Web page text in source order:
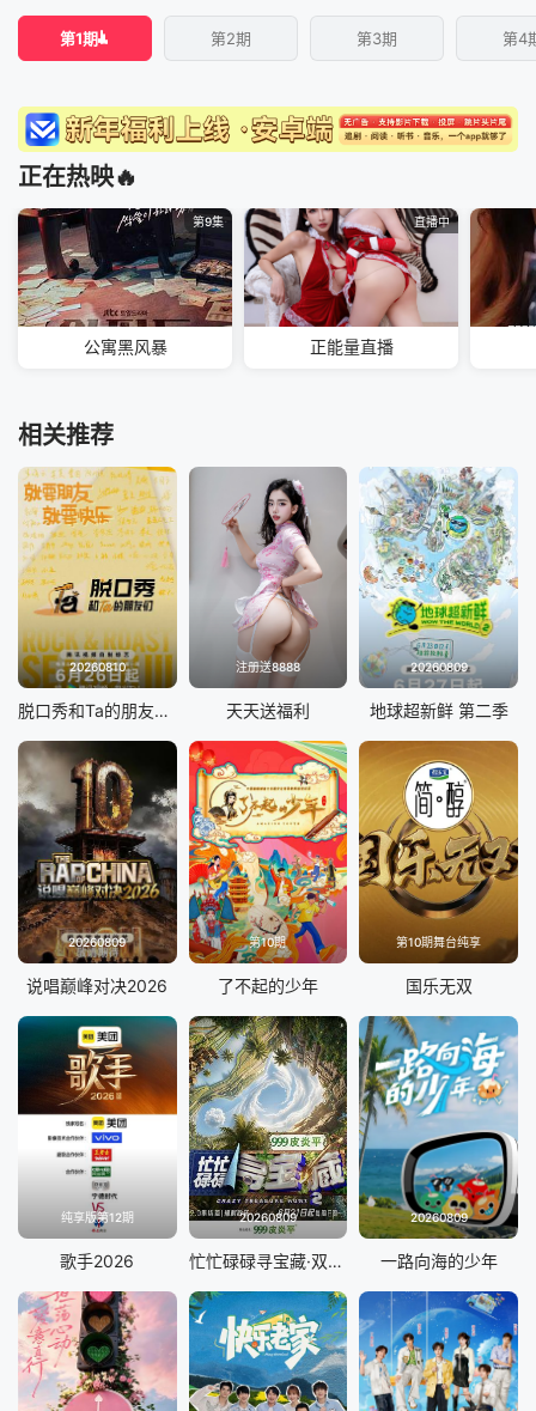
第1期 第2期 第3期 第4
正在热映🔥
第9集
公寓黑风暴
直播中
正能量直播
相关推荐
20260810
脱口秀和Ta的朋友们 第三季
注册送8888
天天送福利
20260809
地球超新鲜 第二季
20260809
说唱巅峰对决2026
第10期
了不起的少年
第10期舞台纯享
国乐无双
纯享版第12期
歌手2026
20260809
忙忙碌碌寻宝藏·双人成行季
20260809
一路向海的少年